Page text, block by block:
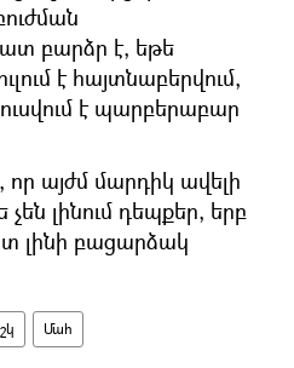
բարձր է, եթե
է հայտնաբերվում,
է պարբերաբար
այժմ մարդիկ ավելի
լինում դեպքեր, երբ
լինի բացարձակ
Մահ